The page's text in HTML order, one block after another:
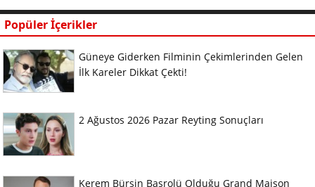
Popüler İçerikler
Güneye Giderken Filminin Çekimlerinden Gelen
İlk Kareler Dikkat Çekti!
2 Ağustos 2026 Pazar Reyting Sonuçları
Kerem Bürsin Başrolü Olduğu Grand Maison